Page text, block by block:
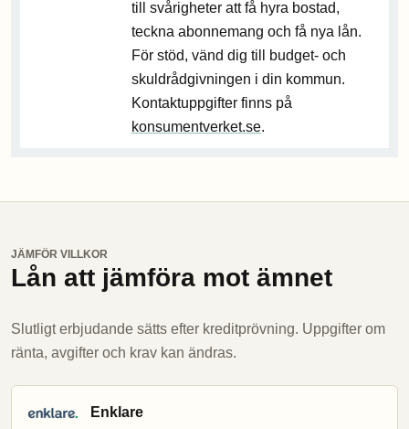
till svårigheter att få hyra bostad,
teckna abonnemang och få nya lån.
För stöd, vänd dig till budget- och
skuldrådgivningen i din kommun.
Kontaktuppgifter finns på
konsumentverket.se.
JÄMFÖR VILLKOR
Lån att jämföra mot ämnet
Slutligt erbjudande sätts efter kreditprövning. Uppgifter om
ränta, avgifter och krav kan ändras.
Enklare